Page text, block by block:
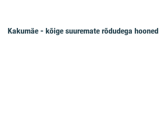
Kakumäe - kõige suuremate rõdudega hooned